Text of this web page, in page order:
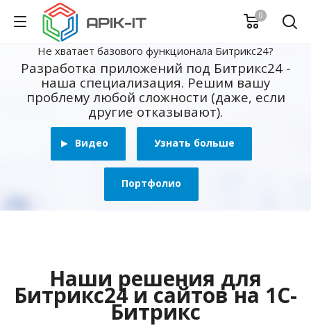
0
Не хватает базового функционала Битрикс24?
Разработка приложений под Битрикс24 -
наша специализация. Решим вашу
проблему любой сложности (даже, если
другие отказывают).
Видео Узнать больше
Портфолио
Наши решения для
Битрикс24 и сайтов на 1С-
Битрикс